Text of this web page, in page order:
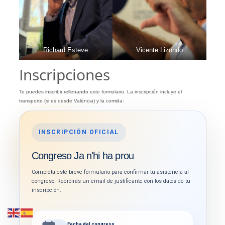
Richard Esteve Vicente Lizondo
Inscripciones
Te puedes inscribir rellenando este formulario. La inscripción incluye el
transporte (si es desde València) y la comida:
INSCRIPCIÓN OFICIAL
Congreso Ja n'hi ha prou
Completa este breve formulario para confirmar tu asistencia al
congreso. Recibirás un email de justificante con los datos de tu
inscripción.
Fecha del congreso